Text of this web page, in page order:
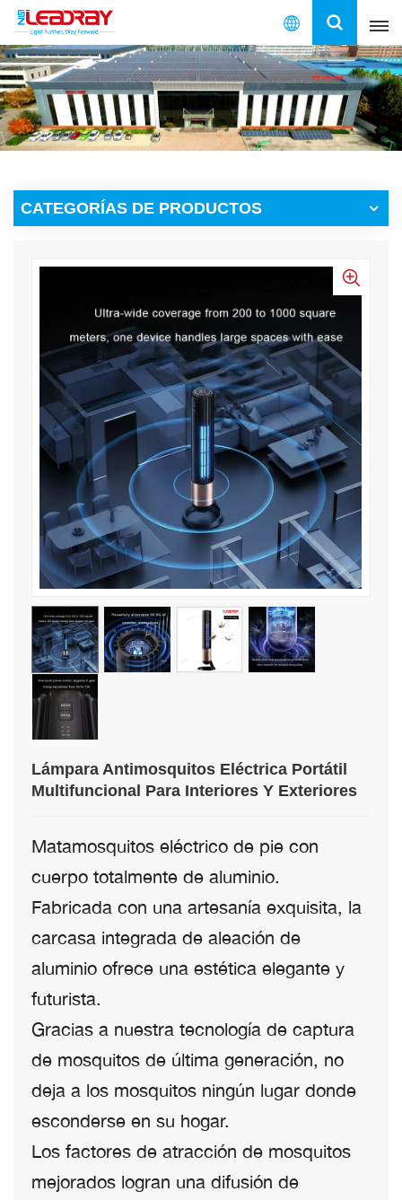
Español
English
français
español
CATEGORÍAS DE PRODUCTOS
Lámpara Antimosquitos Eléctrica Portátil
Multifuncional Para Interiores Y Exteriores
Matamosquitos eléctrico de pie con
cuerpo totalmente de aluminio.
Fabricada con una artesanía exquisita, la
carcasa integrada de aleación de
aluminio ofrece una estética elegante y
futurista.
Gracias a nuestra tecnología de captura
de mosquitos de última generación, no
deja a los mosquitos ningún lugar donde
esconderse en su hogar.
Los factores de atracción de mosquitos
mejorados logran una difusión de